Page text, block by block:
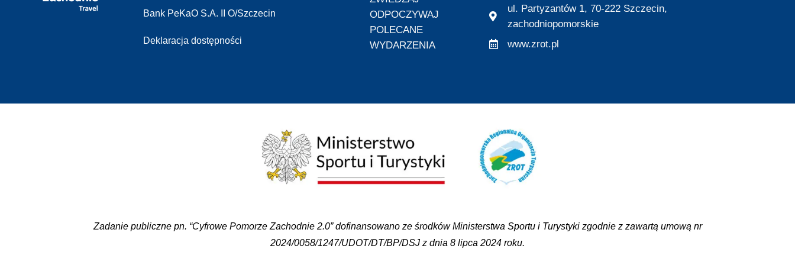
Bank PeKaO S.A. II O/Szczecin
Deklaracja dostępności
ODPOCZYWAJ
POLECANE
WYDARZENIA
ul. Partyzantów 1, 70-222 Szczecin,
zachodniopomorskie
www.zrot.pl
Zadanie publiczne pn. “Cyfrowe Pomorze Zachodnie 2.0” dofinansowano ze środków Ministerstwa Sportu i Turystyki zgodnie z zawartą umową nr
2024/0058/1247/UDOT/DT/BP/DSJ z dnia 8 lipca 2024 roku.